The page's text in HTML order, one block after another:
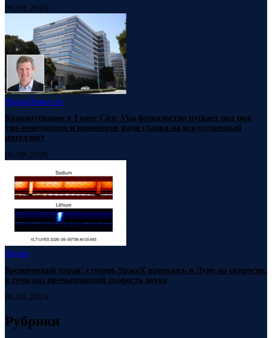
06.08.2026
НаукаНовости
Кровопускание в Foster City: Visa безжалостно пускает под нож
топ-менеджеров и инженеров ради ставки на искусственный
интеллект
06.08.2026
Наука
Космический таран: ступень SpaceX врезалась в Луну на скорости,
в семь раз превышающей скорость звука
06.08.2026
Рубрики